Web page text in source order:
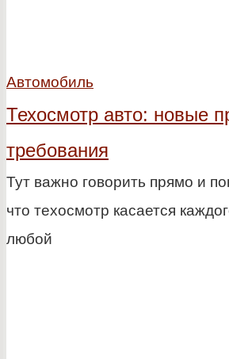
Автомобиль
Техосмотр авто: новые
требования
Тут важно говорить прямо и
что техосмотр касается
любой